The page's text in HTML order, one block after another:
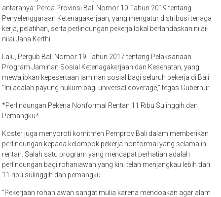
antaranya: Perda Provinsi Bali Nomor 10 Tahun 2019 tentang
Penyelenggaraan Ketenagakerjaan, yang mengatur distribusi tenaga
kerja, pelatihan, serta perlindungan pekerja lokal berlandaskan nilai-
nilai Jana Kerthi.
Lalu, Pergub Bali Nomor 19 Tahun 2017 tentang Pelaksanaan
Program Jaminan Sosial Ketenagakerjaan dan Kesehatan, yang
mewajibkan kepesertaan jaminan sosial bagi seluruh pekerja di Bali.
“Ini adalah payung hukum bagi universal coverage,” tegas Gubernur.
*Perlindungan Pekerja Nonformal Rentan 11 Ribu Sulinggih dan
Pemangku*
Koster juga menyoroti komitmen Pemprov Bali dalam memberikan
perlindungan kepada kelompok pekerja nonformal yang selama ini
rentan. Salah satu program yang mendapat perhatian adalah
perlindungan bagi rohaniawan yang kini telah menjangkau lebih dari
11 ribu sulinggih dan pemangku.
“Pekerjaan rohaniawan sangat mulia karena mendoakan agar alam